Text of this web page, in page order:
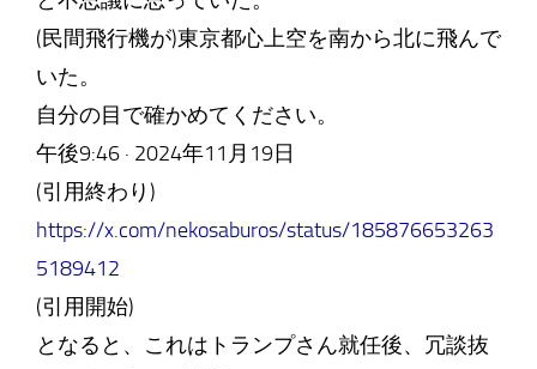
(民間飛行機が)東京都心上空を南から北に飛んで
いた。
自分の目で確かめてください。
午後9:46 · 2024年11月19日
(引用終わり)
https://x.com/nekosaburos/status/185876653263
5189412
(引用開始)
となると、これはトランプさん就任後、冗談抜